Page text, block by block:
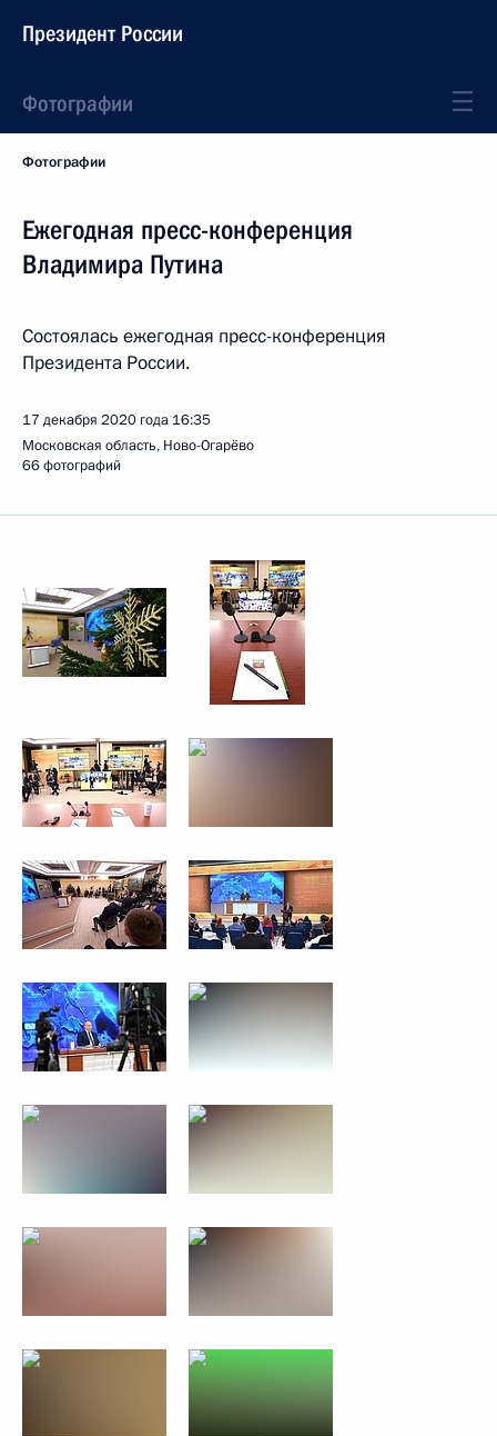
Президент России
Фотографии
Фотографии
Ежегодная пресс-конференция
Владимира Путина
Состоялась ежегодная пресс-конференция
Президента России.
17 декабря 2020 года 16:35
Московская область, Ново-Огарёво
66 фотографий